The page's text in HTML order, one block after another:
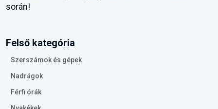
során!
Felső kategória
Szerszámok és gépek
Nadrágok
Férfi órák